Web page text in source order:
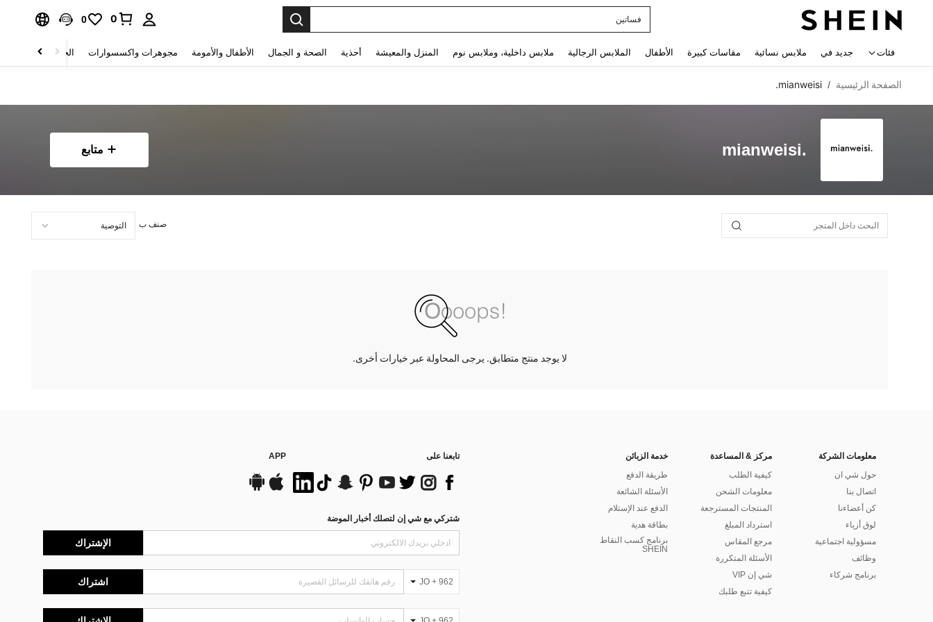
فساتين
0
0
فئات جديد في ملابس نسائية مقاسات كبيرة الأطفال الملابس الرجالية ملابس داخلية، وملابس نوم المنزل والمعيشة أحذية الصحة و الجمال الأطفال والأمومة مجوهرات واكسسوارات الحقائب والأمتعة
الصفحة الرئيسية /
mianweisi.
mianweisi. متابع
صنف ب
لا يوجد منتج متطابق. يرجى المحاولة عبر خيارات أخرى.
معلومات الشركة
حول شي ان
اتصال بنا
كن أعضاءنا
لوق أزياء
مسؤولية اجتماعية
وظائف
برنامج شركاء
مركز & المساعدة
كيفية الطلب
معلومات الشحن
المنتجات المسترجعة
استرداد المبلغ
مرجع المقاس
الأسئلة المتكررة
شي إن VIP
كيفية تتبع طلبك
خدمة الزبائن
طريقة الدفع
الأسئلة الشائعة
الدفع عند الإستلام
بطاقة هدية
برنامج كسب النقاط
SHEIN
تابعنا على APP
شتركي مع شي إن لتصلك أخبار الموضة
الإشتراك
JO + 962 اشتراك